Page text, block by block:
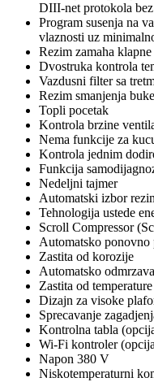
DIII-net protokola bez
Program susenja na
vlaznosti uz
Rezim zamaha klapne
Dvostruka kontrola
Vazdusni filter sa
Rezim smanjenja
Topli pocetak
Kontrola brzine
Nema funkcije za
Kontrola jednim
Funkcija
Nedeljni tajmer
Automatski izbor
Tehnologija ustede
Scroll Compressor
Automatsko ponovno
Zastita od korozije
Automatsko
Zastita od temperature
Dizajn za visoke
Sprecavanje
Kontrolna tabla
Wi-Fi kontroler
Napon 380 V
Niskotemperaturni